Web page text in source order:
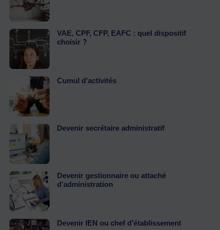
VAE, CPF, CFP, EAFC : quel dispositif
choisir ?
Cumul d’activités
Devenir secrétaire administratif
Devenir gestionnaire ou attaché
d’administration
Devenir IEN ou chef d’établissement